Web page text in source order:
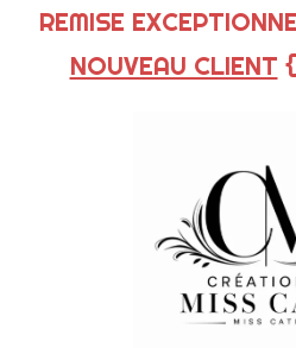
REMISE
NOUVEAU CLIENT